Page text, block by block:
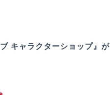
キャラクターショップ』が